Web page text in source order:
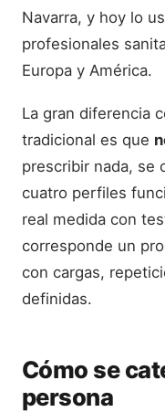
Navarra, y hoy lo
profesionales
Europa y América.
La gran diferencia
tradicional es que
prescribir nada, se
cuatro perfiles
real medida con
corresponde un
con cargas,
definidas.
Cómo se
persona